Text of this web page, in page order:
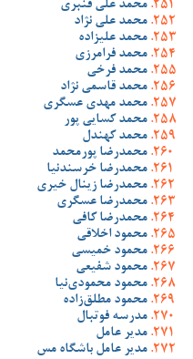
محمد علی قنبری
محمد علی نژاد
محمد علیزاده
محمد فرامرزی
محمد فرخی
محمد قاسمی نژاد
محمد مهدی عسگری
محمد کسایی پور
محمد کهندل
محمدرضا پورمحمد
محمدرضا خرسندنیا
محمدرضا زینال خیری
محمدرضا عسگری
محمدرضا کافی
محمود اخلاقی
محمود خمیسی
محمود شفیعی
محمود محمودی‌نیا
محمود مطلق‌زاده
مدرسه فوتبال
مدیر عامل
مدیر عامل باشگاه مس